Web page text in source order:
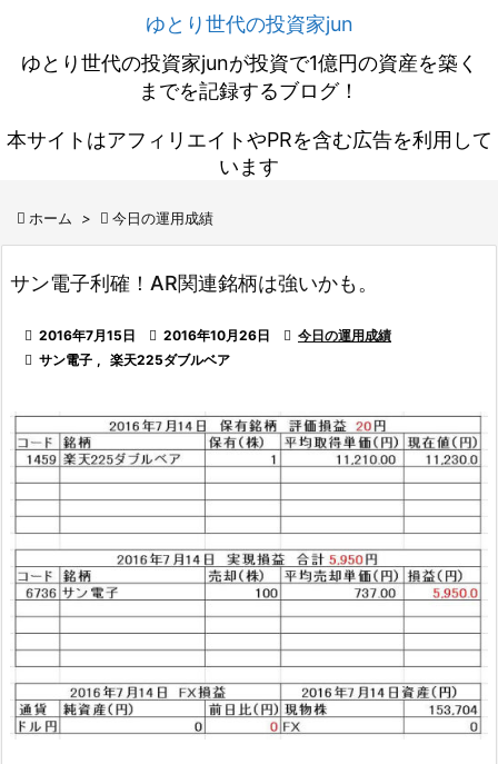
ゆとり世代の投資家jun
ゆとり世代の投資家junが投資で1億円の資産を築く
までを記録するブログ！
本サイトはアフィリエイトやPRを含む広告を利用して
います
 ホーム >  今日の運用成績
サン電子利確！AR関連銘柄は強いかも。
 2016年7月15日  2016年10月26日  今日の運用成績
 サン電子 , 楽天225ダブルベア